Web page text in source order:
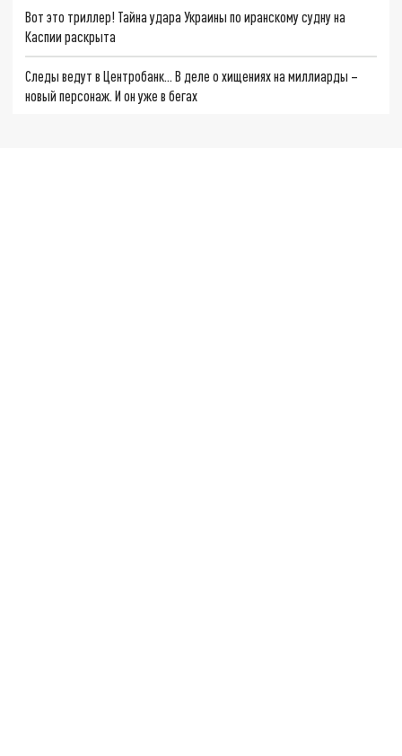
Вот это триллер! Тайна удара Украины по иранскому судну на
Каспии раскрыта
Следы ведут в Центробанк… В деле о хищениях на миллиарды –
новый персонаж. И он уже в бегах